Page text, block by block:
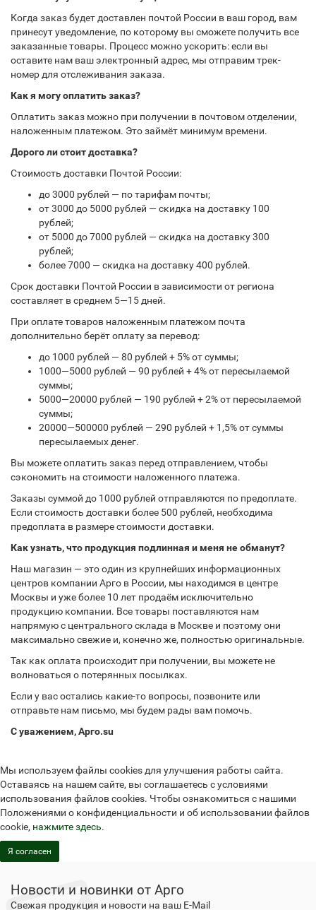
Когда заказ будет доставлен почтой России в ваш город, вам
принесут уведомление, по которому вы сможете получить все
заказанные товары. Процесс можно ускорить: если вы
оставите нам ваш электронный адрес, мы отправим трек-
номер для отслеживания заказа.
Как я могу оплатить заказ?
Оплатить заказ можно при получении в почтовом отделении,
наложенным платежом. Это займёт минимум времени.
Дорого ли стоит доставка?
Стоимость доставки Почтой России:
до 3000 рублей — по тарифам почты;
от 3000 до 5000 рублей — скидка на доставку 100
рублей;
от 5000 до 7000 рублей — скидка на доставку 300
рублей;
более 7000 — скидка на доставку 400 рублей.
Срок доставки Почтой России в зависимости от региона
составляет в среднем 5—15 дней.
При оплате товаров наложенным платежом почта
дополнительно берёт оплату за перевод:
до 1000 рублей — 80 рублей + 5% от суммы;
1000—5000 рублей — 90 рублей + 4% от пересылаемой
суммы;
5000—20000 рублей — 190 рублей + 2% от пересылаемой
суммы;
20000—500000 рублей — 290 рублей + 1,5% от суммы
пересылаемых денег.
Вы можете оплатить заказ перед отправлением, чтобы
сэкономить на стоимости наложенного платежа.
Заказы суммой до 1000 рублей отправляются по предоплате.
Если стоимость доставки более 500 рублей, необходима
предоплата в размере стоимости доставки.
Как узнать, что продукция подлинная и меня не обманут?
Наш магазин — это один из крупнейших информационных
центров компании Арго в России, мы находимся в центре
Москвы и уже более 10 лет продаём исключительно
продукцию компании. Все товары поставляются нам
напрямую с центрального склада в Москве и поэтому они
максимально свежие и, конечно же, полностью оригинальные.
Так как оплата происходит при получении, вы можете не
волноваться о потерянных посылках.
Если у вас остались какие-то вопросы, позвоните или
отправьте нам письмо, мы будем рады вам помочь.
С уважением, Арго.su
Мы используем файлы cookies для улучшения работы сайта.
Оставаясь на нашем сайте, вы соглашаетесь с условиями
использования файлов cookies. Чтобы ознакомиться с нашими
Положениями о конфиденциальности и об использовании файлов
cookie, нажмите здесь.
Я согласен
Новости и новинки от Арго
Свежая продукция и новости на ваш E-Mail